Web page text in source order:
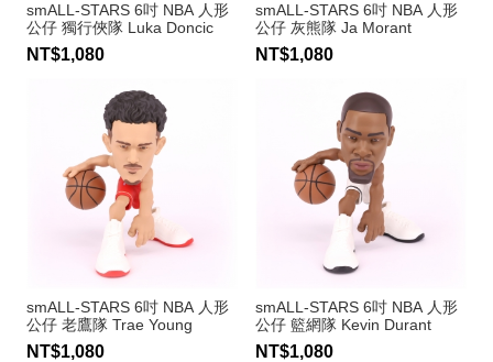
smALL-STARS 6吋 NBA 人形
公仔 獨行俠隊 Luka Doncic
NT$1,080
smALL-STARS 6吋 NBA 人形
公仔 灰熊隊 Ja Morant
NT$1,080
smALL-STARS 6吋 NBA 人形
公仔 老鷹隊 Trae Young
NT$1,080
smALL-STARS 6吋 NBA 人形
公仔 籃網隊 Kevin Durant
NT$1,080